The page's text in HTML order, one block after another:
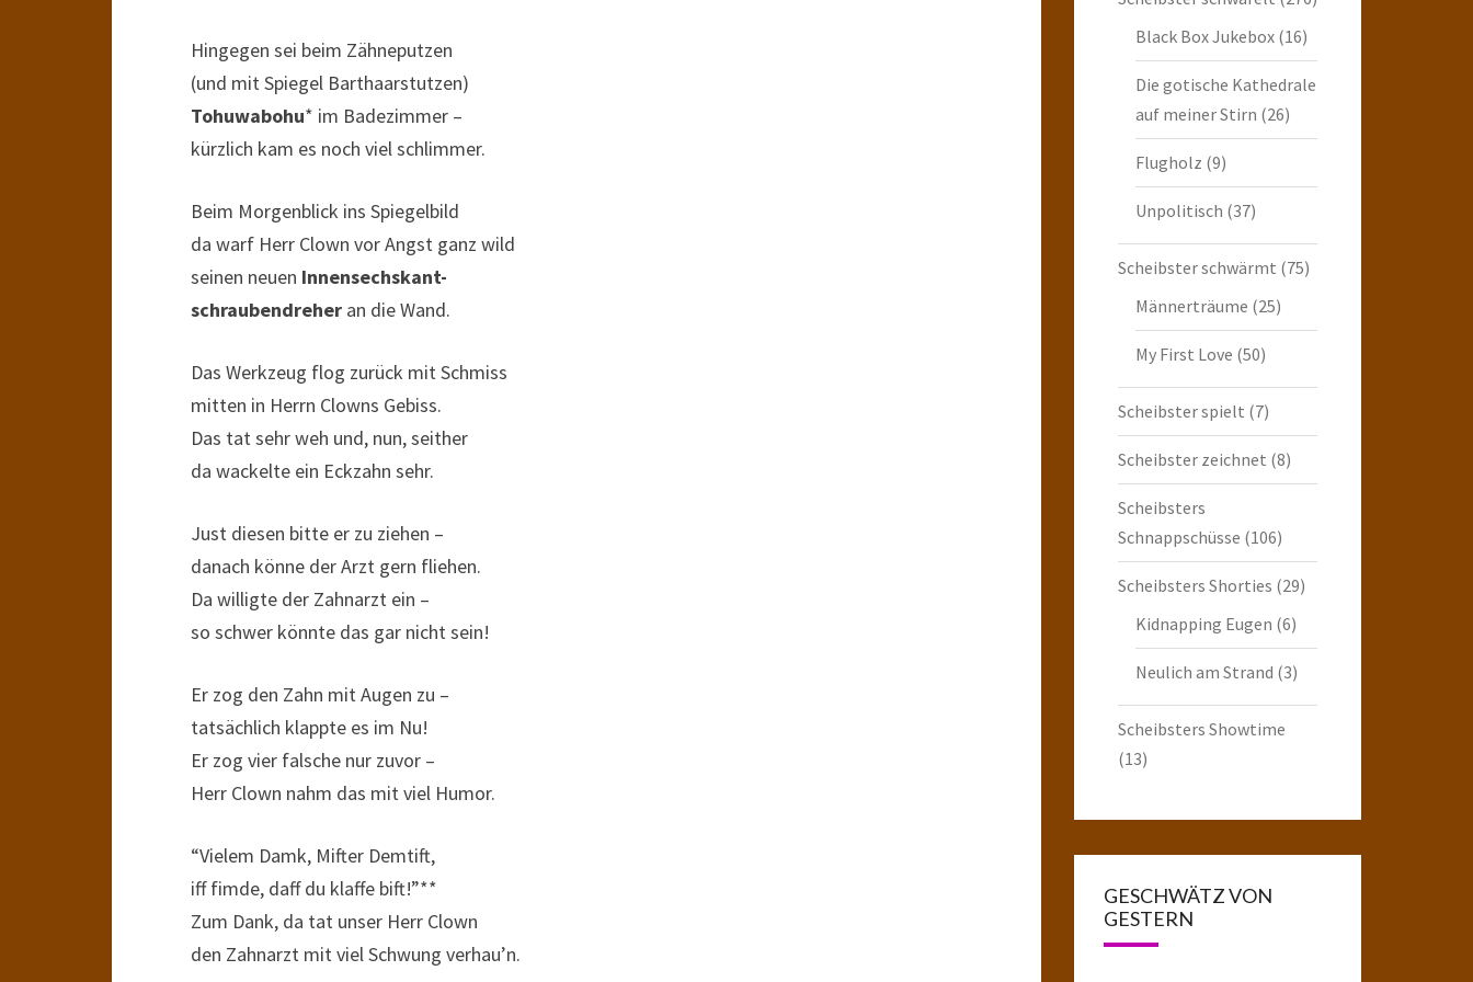
Hingegen sei beim Zähneputzen
(und mit Spiegel Barthaarstutzen)
Tohuwabohu* im Badezimmer –
kürzlich kam es noch viel schlimmer.
Beim Morgenblick ins Spiegelbild
da warf Herr Clown vor Angst ganz wild
seinen neuen Innensechskant-
schraubendreher an die Wand.
Das Werkzeug flog zurück mit Schmiss
mitten in Herrn Clowns Gebiss.
Das tat sehr weh und, nun, seither
da wackelte ein Eckzahn sehr.
Just diesen bitte er zu ziehen –
danach könne der Arzt gern fliehen.
Da willigte der Zahnarzt ein –
so schwer könnte das gar nicht sein!
Er zog den Zahn mit Augen zu –
tatsächlich klappte es im Nu!
Er zog vier falsche nur zuvor –
Herr Clown nahm das mit viel Humor.
“Vielem Damk, Mifter Demtift,
iff fimde, daff du klaffe bift!”**
Zum Dank, da tat unser Herr Clown
den Zahnarzt mit viel Schwung verhau’n.
Black Box Jukebox(16)
Die gotische Kathedrale
auf meiner Stirn (26)
Flugholz (9)
Unpolitisch (37)
Scheibster schwärmt (75)
Männerträume (25)
My First Love (50)
Scheibster spielt (7)
Scheibster zeichnet (8)
Scheibsters
Schnappschüsse (106)
Scheibsters Shorties (29)
Kidnapping Eugen (6)
Neulich am Strand (3)
Scheibsters Showtime
(13)
GESCHWÄTZ VON
GESTERN